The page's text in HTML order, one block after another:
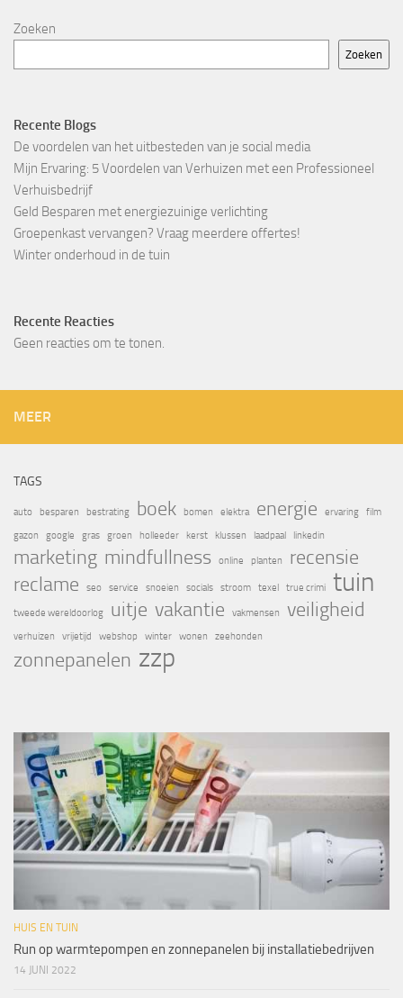
Zoeken
Zoeken
Recente Blogs
De voordelen van het uitbesteden van je social media
Mijn Ervaring: 5 Voordelen van Verhuizen met een Professioneel
Verhuisbedrijf
Geld Besparen met energiezuinige verlichting
Groepenkast vervangen? Vraag meerdere offertes!
Winter onderhoud in de tuin
Recente Reacties
Geen reacties om te tonen.
MEER
TAGS
auto besparen bestrating boek bomen elektra energie ervaring
film
gazon
google gras groen holleeder kerst klussen laadpaal linkedin
marketing mindfullness online planten
recensie
reclame
seo service snoeien socials stroom texel true crimi tuin
tweede wereldoorlog uitje vakantie vakmensen veiligheid
verhuizen vrijetijd webshop winter wonen zeehonden
zonnepanelen zzp
HUIS EN TUIN
Run op warmtepompen en zonnepanelen bij installatiebedrijven
14 JUNI 2022